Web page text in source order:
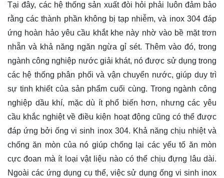
Tại đây, các hệ thống sản xuất đòi hỏi phải luôn đảm bảo
rằng các thành phần không bị tạp nhiễm, và inox 304 đáp
ứng hoàn hảo yêu cầu khắt khe này nhờ vào bề mặt trơn
nhẵn và khả năng ngăn ngừa gỉ sét. Thêm vào đó, trong
ngành công nghiệp nước giải khát, nó được sử dụng trong
các hệ thống phân phối và vận chuyển nước, giúp duy trì
sự tinh khiết của sản phẩm cuối cùng. Trong ngành công
nghiệp dầu khí, mặc dù ít phổ biến hơn, nhưng các yêu
cầu khắc nghiệt về điều kiện hoạt động cũng có thể được
đáp ứng bởi ống vi sinh inox 304. Khả năng chịu nhiệt và
chống ăn mòn của nó giúp chống lại các yếu tố ăn mòn
cực đoan mà ít loại vật liệu nào có thể chịu đựng lâu dài.
Ngoài các ứng dụng cụ thể, việc sử dụng ống vi sinh inox